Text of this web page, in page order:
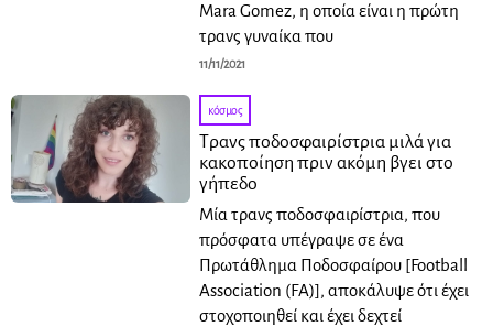
Mara Gomez, η οποία είναι η πρώτη
τρανς γυναίκα που
11/11/2021
κόσμος
Τρανς ποδοσφαιρίστρια μιλά για
κακοποίηση πριν ακόμη βγει στο
γήπεδο
Μία τρανς ποδοσφαιρίστρια, που
πρόσφατα υπέγραψε σε ένα
Πρωτάθλημα Ποδοσφαίρου [Football
Association (FA)], αποκάλυψε ότι έχει
στοχοποιηθεί και έχει δεχτεί